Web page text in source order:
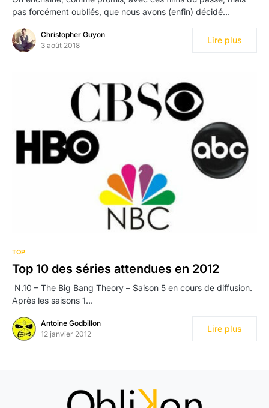
pas forcément oubliés, que nous avons (enfin) décidé…
Christopher Guyon
3 août 2018
Lire plus
TOP
Top 10 des séries attendues en 2012
N.10 – The Big Bang Theory – Saison 5 en cours de diffusion.
Après les saisons 1…
Antoine Godbillon
12 janvier 2012
Lire plus